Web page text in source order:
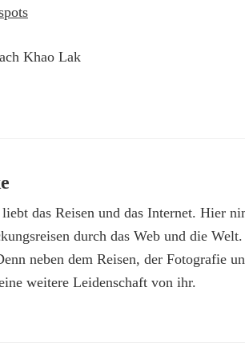
Khao Lak
das Reisen und das Internet. Hier
durch das Web und die
neben dem Reisen, der Fotografie
weitere Leidenschaft von ihr.